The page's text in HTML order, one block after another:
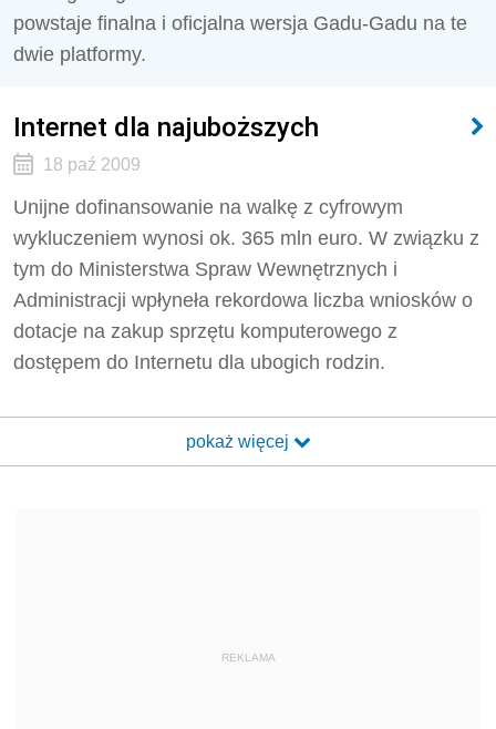
powstaje finalna i oficjalna wersja Gadu-Gadu na te
dwie platformy.
Internet dla najuboższych
18 paź 2009
Unijne dofinansowanie na walkę z cyfrowym
wykluczeniem wynosi ok. 365 mln euro. W związku z
tym do Ministerstwa Spraw Wewnętrznych i
Administracji wpłyneła rekordowa liczba wniosków o
dotacje na zakup sprzętu komputerowego z
dostępem do Internetu dla ubogich rodzin.
pokaż więcej
REKLAMA